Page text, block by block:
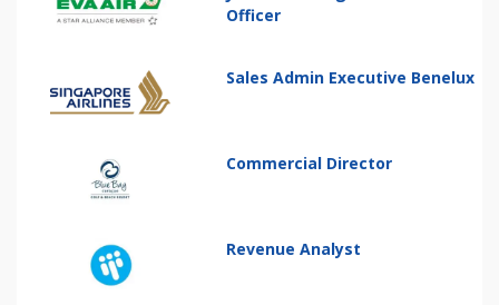
Officer
Sales Admin Executive Benelux
Commercial Director
Revenue Analyst